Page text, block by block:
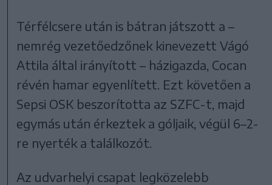
Térfélcsere után is bátran játszott a –
nemrég vezetőedzőnek kinevezett Vágó
Attila által irányított – házigazda, Cocan
révén hamar egyenlített. Ezt követően a
Sepsi OSK beszorította az SZFC-t, majd
egymás után érkeztek a góljaik, végül 6–2-
re nyerték a találkozót.
Az udvarhelyi csapat legközelebb